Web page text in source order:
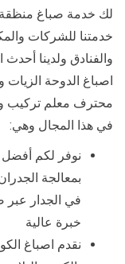
لك خدمة صباغ منظقة
خدمتنا للشركات
والفنادق ولدينا
اصباغ الدوحة
محترف معلم تركيب
في هذا المجال وهي:
نوفر لكم أفضل
بمعالجة
في الجدار
خبرة عالية
نقدم اصباغ